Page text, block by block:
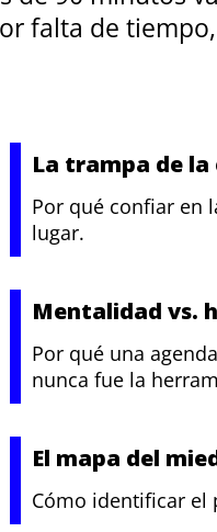
falta de
La trampa de la
Por qué confiar en
lugar.
Mentalidad vs.
Por qué una
nunca fue la
El mapa del
Cómo identificar el